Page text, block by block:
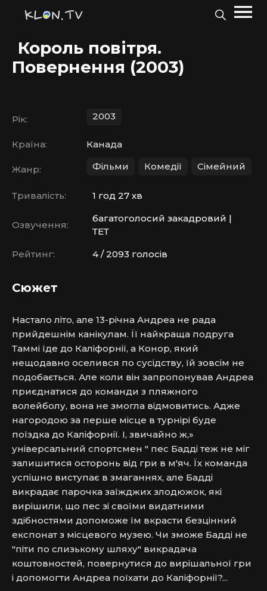
Король повітря.
Повернення (2003)
Рік: 2003
Країна: Канада
Жанр: Фільми Комедії Сімейний
Тривалість: 1 год 27 хв
Озвучення:
багатоголосий закадровий |
ТЕТ
Рейтинг:
4 / 2093 голосів
Сюжет
Настало літо, але 13-річна Андреа не рада
прийдешнім канікулам. Її найкраща подруга
Таммі їде до Каліфорнії, а Конор, який
нещодавно оселився по сусідству, їй зовсім не
подобається. Але коли він запропонував Андреа
приєднатися до команди з пляжного
волейболу, вона не змогла відмовитись. Адже
нагородою за перше місце в турнірі буде
поїздка до Каліфорнії. І, звичайно ж,»
універсальний спортсмен " пес Бадді теж не міг
залишитися осторонь від гри в м'яч. Їх команда
успішно виступає в змаганнях, але Бадді
викрадає парочка заїжджих злодюжок, які
вирішили, що пес зі своїми видатними
здібностями допоможе їм вкрасти безцінний
експонат з місцевого музею. Чи зможе Бадді не
"піти по слизькому шляху" викрадача
коштовностей, повернутися до вирішальної гри
і допомогти Андреа поїхати до Каліфорнії?...